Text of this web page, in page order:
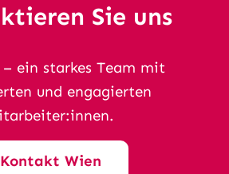
Sie uns
– ein starkes Team mit
und engagierten
Kontakt Wien